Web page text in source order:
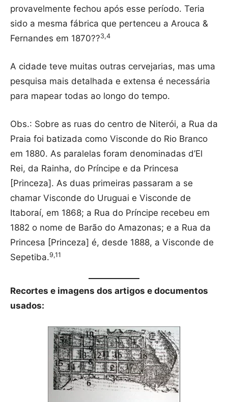
provavelmente fechou após esse período. Teria
sido a mesma fábrica que pertenceu a Arouca &
Fernandes em 1870??3,4
A cidade teve muitas outras cervejarias, mas uma
pesquisa mais detalhada e extensa é necessária
para mapear todas ao longo do tempo.
Obs.: Sobre as ruas do centro de Niterói, a Rua da
Praia foi batizada como Visconde do Rio Branco
em 1880. As paralelas foram denominadas d’El
Rei, da Rainha, do Príncipe e da Princesa
[Princeza]. As duas primeiras passaram a se
chamar Visconde do Uruguai e Visconde de
Itaboraí, em 1868; a Rua do Príncipe recebeu em
1882 o nome de Barão do Amazonas; e a Rua da
Princesa [Princeza] é, desde 1888, a Visconde de
Sepetiba.9,11
Recortes e imagens dos artigos e documentos
usados: